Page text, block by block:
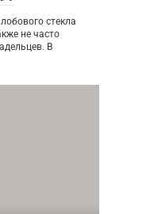
стекла
не часто
В